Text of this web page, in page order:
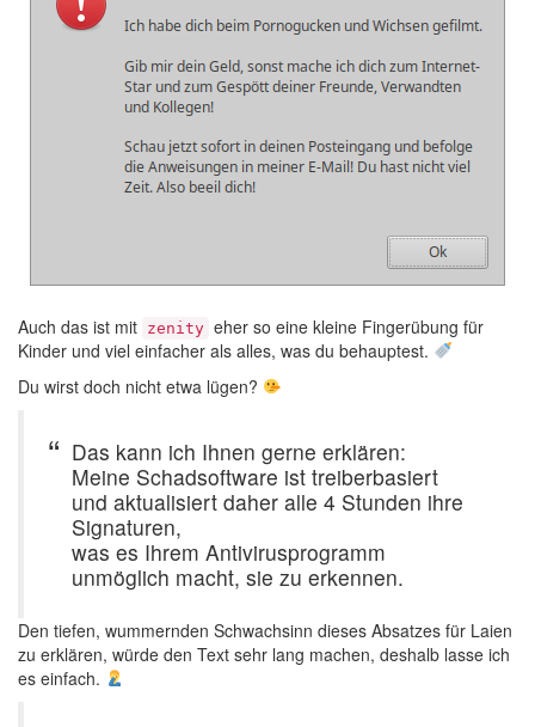
Auch das ist mit zenity eher so eine kleine Fingerübung für
Kinder und viel einfacher als alles, was du behauptest.
Du wirst doch nicht etwa lügen?
Das kann ich Ihnen gerne erklären:
Meine Schadsoftware ist treiberbasiert
und aktualisiert daher alle 4 Stunden ihre
Signaturen,
was es Ihrem Antivirusprogramm
unmöglich macht, sie zu erkennen.
Den tiefen, wummernden Schwachsinn dieses Absatzes für Laien
zu erklären, würde den Text sehr lang machen, deshalb lasse ich
es einfach.